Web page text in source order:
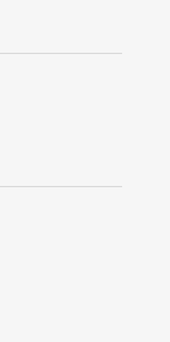
一片的电灯
放，她双脚
树，却进入
女祭司在降
在空间布署